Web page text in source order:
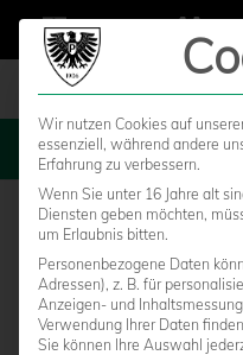
SC Preußen
Wir nutzen Cookies auf
essenziell, während andere
Erfahrung zu verbessern.
Wenn Sie unter 16 Jahre alt
Diensten geben möchten,
um Erlaubnis bitten.
Personenbezogene Daten
Adressen), z. B. für
Anzeigen- und
Verwendung Ihrer Daten
Sie können Ihre Auswahl